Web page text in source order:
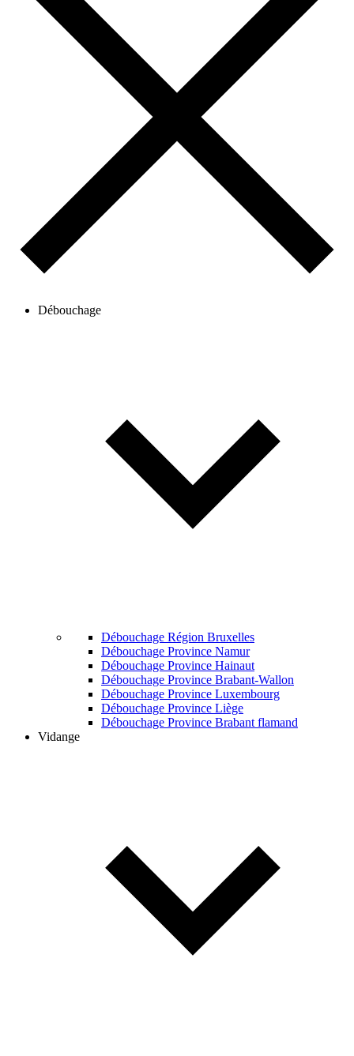
Débouchage
Débouchage Région Bruxelles
Débouchage Province Namur
Débouchage Province Hainaut
Débouchage Province Brabant-Wallon
Débouchage Province Luxembourg
Débouchage Province Liège
Débouchage Province Brabant flamand
Vidange